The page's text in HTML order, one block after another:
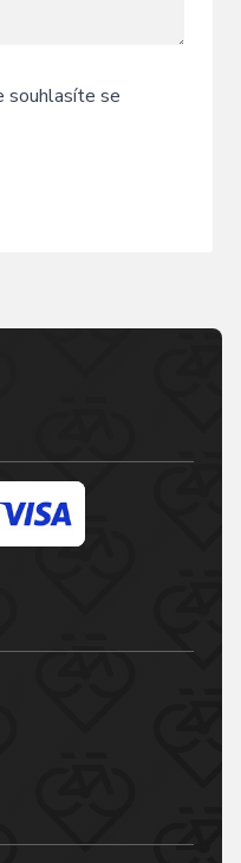
souhlasíte se